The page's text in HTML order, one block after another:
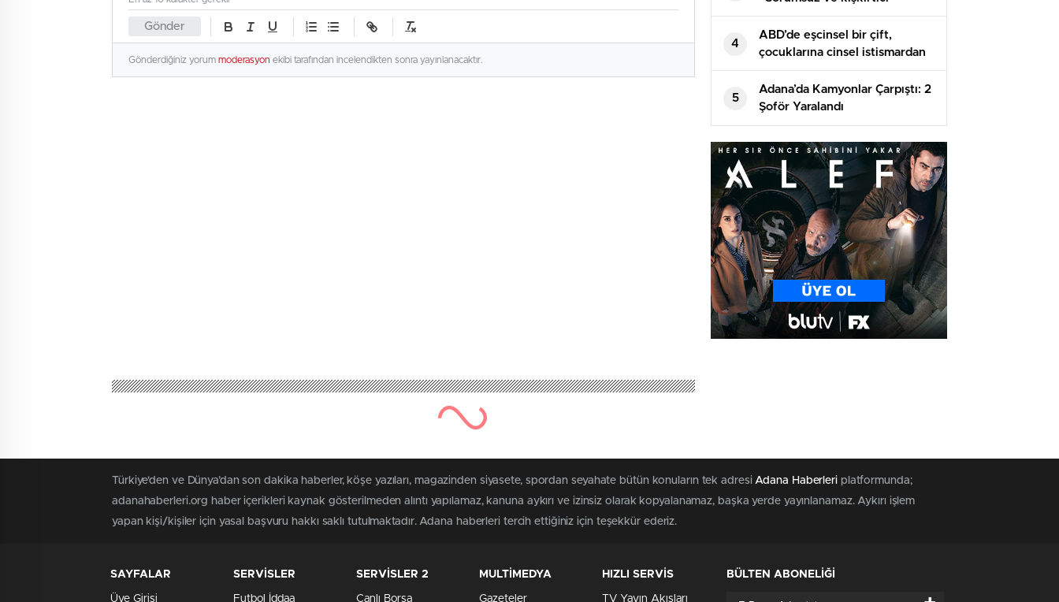
Gönder
Gönderdiğiniz yorum moderasyon ekibi tarafından incelendikten sonra yayınlanacaktır.
suçlaması! Tıpkı sertlikte
karşılık geldi
4
ABD’de eşcinsel bir çift,
çocuklarına cinsel istismardan
100 yıl mahpus cezası aldı
5
Adana’da Kamyonlar Çarpıştı: 2
Şoför Yaralandı
Türkiye'den ve Dünya’dan son dakika haberler, köşe yazıları, magazinden siyasete, spordan seyahate bütün konuların tek adresiAdana Haberleriplatformunda;
adanahaberleri.org haber içerikleri kaynak gösterilmeden alıntı yapılamaz, kanuna aykırı ve izinsiz olarak kopyalanamaz, başka yerde yayınlanamaz. Aykırı işlem
yapan kişi/kişiler için yasal başvuru hakkı saklı tutulmaktadır. Adana haberleri tercih ettiğiniz için teşekkür ederiz.
SAYFALAR
Üye Girişi
SERVİSLER
Futbol İddaa
SERVİSLER 2
Canlı Borsa
MULTİMEDYA
Gazeteler
HIZLI SERVİS
TV Yayın Akışları
BÜLTEN ABONELİĞİ